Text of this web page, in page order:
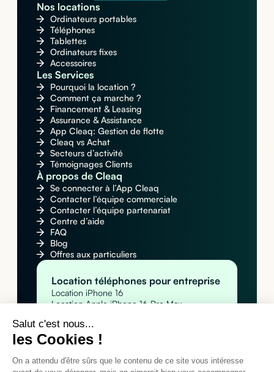
Salut c'est nous...
les Cookies !
On a attendu d'être sûrs que le contenu de ce site vous intéresse
Nos locations
Ordinateurs portables
Téléphones
Tablettes
Ordinateurs fixes
Accessoires
Les Services
Pourquoi la location ?
Comment ça marche ?
Financement & Leasing
Assurance & Assistance
App Cleaq: Gestion de flotte
Cleaq vs Achat
Secteurs d’activité
Témoignages Clients
À propos de Cleaq
Se connecter à l’App Cleaq
Contacter l’équipe commerciale
Contacter l’équipe partenariat
Centre d’aide
FAQ
Blog
Offres aux particuliers
Location téléphones pour entreprise
Location iPhone 16
Location Apple iPhone 16 Pro Max
Location MacBook pour entreprise
Location Apple MacBook Pro 14" M4
Location MacBook Air 15" M4